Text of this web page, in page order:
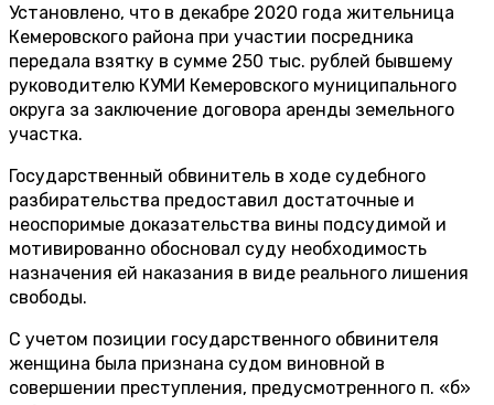
Установлено, что в декабре 2020 года жительница
Кемеровского района при участии посредника
передала взятку в сумме 250 тыс. рублей бывшему
руководителю КУМИ Кемеровского муниципального
округа за заключение договора аренды земельного
участка.
Государственный обвинитель в ходе судебного
разбирательства предоставил достаточные и
неоспоримые доказательства вины подсудимой и
мотивированно обосновал суду необходимость
назначения ей наказания в виде реального лишения
свободы.
С учетом позиции государственного обвинителя
женщина была признана судом виновной в
совершении преступления, предусмотренного п. «б»